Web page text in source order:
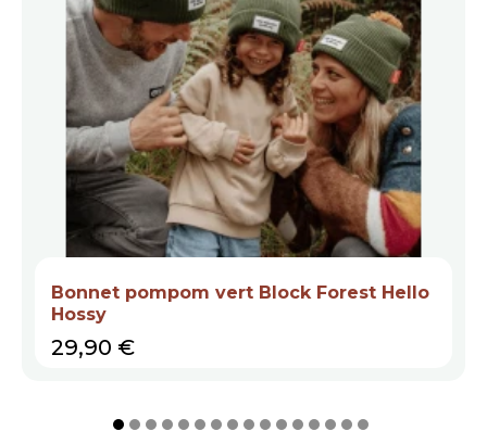
Bonnet pompom vert Block Forest Hello
Hossy
Prix
29,90 €